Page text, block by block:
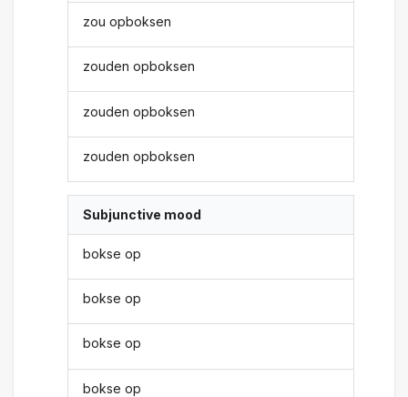
zou opboksen
zouden opboksen
zouden opboksen
zouden opboksen
Subjunctive mood
bokse op
bokse op
bokse op
bokse op